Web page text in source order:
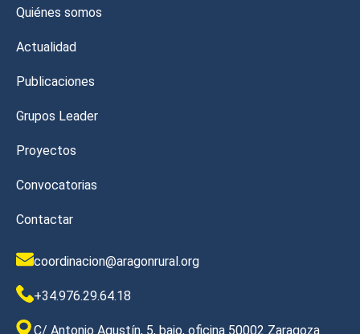
Quiénes somos
Actualidad
Publicaciones
Grupos Leader
Proyectos
Convocatorias
Contactar
coordinacion@aragonrural.org
+34.976.29.64.18
C/ Antonio Agustín, 5, bajo, oficina 50002 Zaragoza